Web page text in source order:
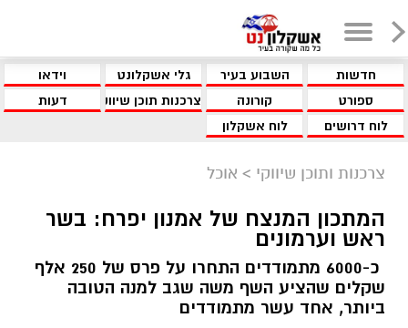
חדשות השבוע בעיר גלי אשקלונט
וידאו
ספורט
קורונה צרכנות תוכן שיווקי
דעות
לוח דרושים
לוח אשקלון
צרכנות ותוכן שיווקי > אוכל
המתכון המנצח של אמנון יפרח: בשר
ראש וערמונים
כ-6000 מתמודדים התחרו על פרס של 250 אלף
שקלים שהציע השף משה שגב למנה הטובה
ביותר, אחד עשר מתמודדים